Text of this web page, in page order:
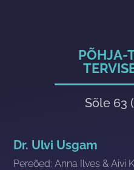
PÕHJA-
Sõle 63
Dr. Ulvi Usgam
Pereõed: Anna Ilves & Aivi